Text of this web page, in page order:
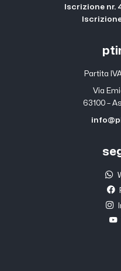
Iscrizione nr.
Partita
Via
63100 –